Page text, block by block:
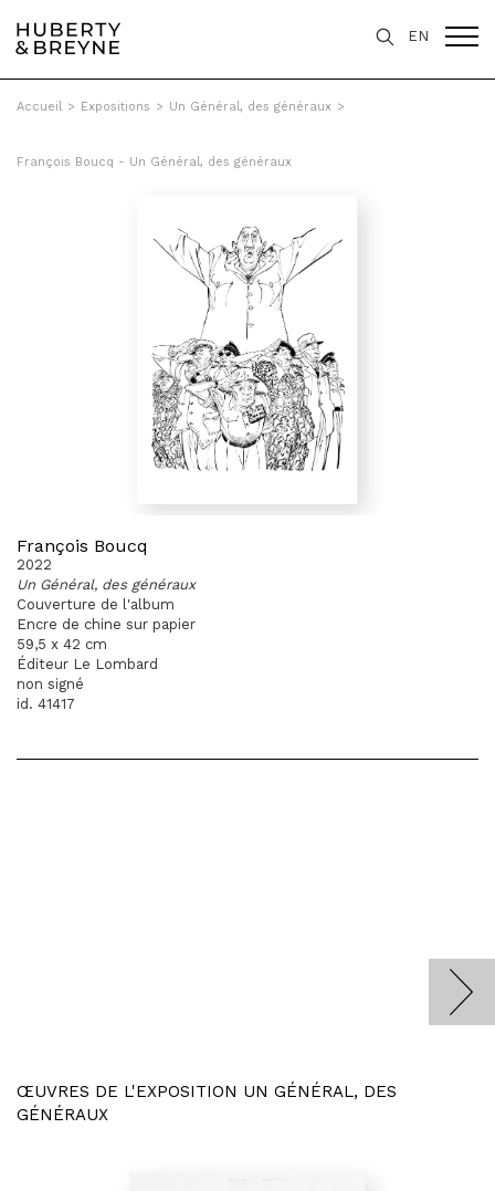
EN
Accueil > Expositions > Un Général, des généraux >
François Boucq - Un Général, des généraux
François Boucq
2022
Un Général, des généraux
Couverture de l'album
Encre de chine sur papier
59,5 x 42 cm
Éditeur Le Lombard
non signé
id. 41417
ŒUVRES DE L'EXPOSITION UN GÉNÉRAL, DES
GÉNÉRAUX